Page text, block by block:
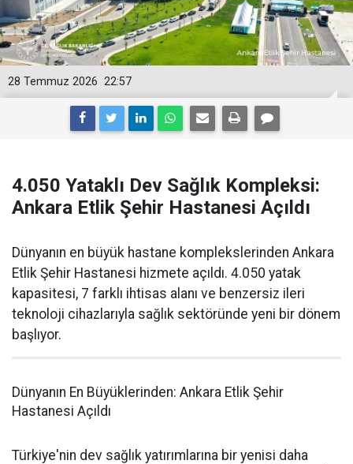
22:57
28 Temmuz 2026
4.050 Yataklı Dev Sağlık Kompleksi:
Ankara Etlik Şehir Hastanesi Açıldı
Dünyanın en büyük hastane komplekslerinden Ankara
Etlik Şehir Hastanesi hizmete açıldı. 4.050 yatak
kapasitesi, 7 farklı ihtisas alanı ve benzersiz ileri
teknoloji cihazlarıyla sağlık sektöründe yeni bir dönem
başlıyor.
Dünyanın En Büyüklerinden: Ankara Etlik Şehir
Hastanesi Açıldı
Türkiye'nin dev sağlık yatırımlarına bir yenisi daha